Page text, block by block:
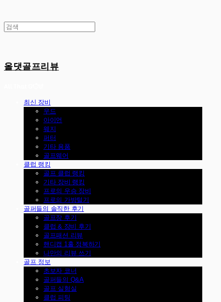
올댓골프리뷰
최신 장비
우드
아이언
웨지
퍼터
기타 용품
골프웨어
클럽 랭킹
골프 클럽 랭킹
기타 장비 랭킹
프로의 우승 장비
프로의 가방털기
골퍼들의 솔직한 후기
골프장 후기
클럽 & 장비 후기
골프패션 리뷰
핸디캡 1홀 정복하기
나만의 리뷰 쓰기
골프 정보
초보자 코너
골퍼들의 Q&A
골프 실험실
클럽 피팅